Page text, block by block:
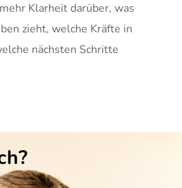
Klarheit darüber, was
zieht, welche Kräfte in
nächsten Schritte